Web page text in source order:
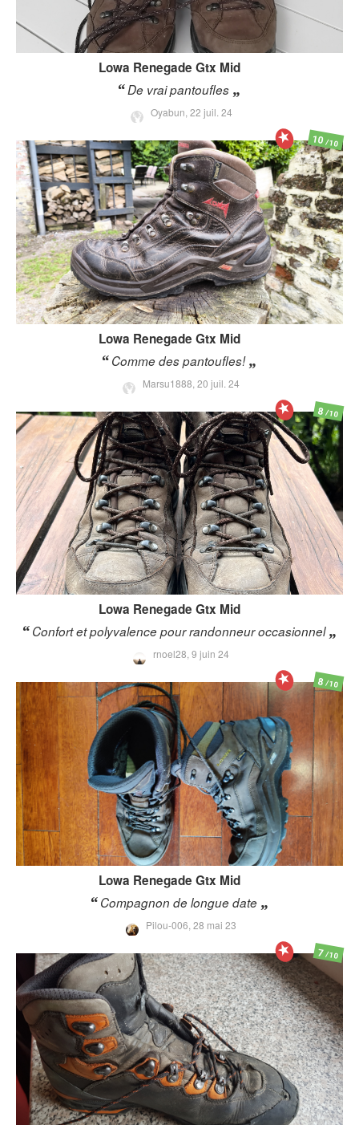
Lowa Renegade Gtx Mid
De vrai pantoufles
Oyabun, 22 juil. 24
Lowa Renegade Gtx Mid
Comme des pantoufles!
Marsu1888, 20 juil. 24
10/10
Lowa Renegade Gtx Mid
Confort et polyvalence pour randonneur occasionnel
rnoel28, 9 juin 24
8/10
Lowa Renegade Gtx Mid
Compagnon de longue date
Pilou-006, 28 mai 23
8/10
7/10